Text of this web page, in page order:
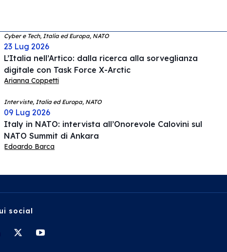
Cyber e Tech, Italia ed Europa, NATO
23 Lug 2026
L’Italia nell’Artico: dalla ricerca alla sorveglianza
digitale con Task Force X-Arctic
Arianna Coppetti
Interviste, Italia ed Europa, NATO
09 Lug 2026
Italy in NATO: intervista all’Onorevole Calovini sul
NATO Summit di Ankara
Edoardo Barca
social